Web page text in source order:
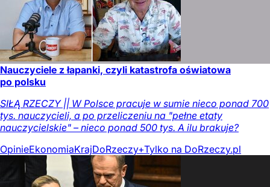
Nauczyciele z łapanki, czyli katastrofa oświatowa
po polsku
SIŁĄ RZECZY || W Polsce pracuje w sumie nieco ponad 700
tys. nauczycieli, a po przeliczeniu na "pełne etaty
nauczycielskie" – nieco ponad 500 tys. A ilu brakuje?
OpinieEkonomiaKrajDoRzeczy+Tylko na DoRzeczy.pl